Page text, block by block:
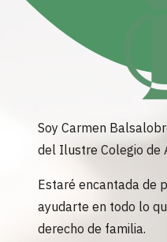
Soy Carmen
del Ilustre Colegio de
Estaré encantada de
ayudarte en todo lo
derecho de familia.